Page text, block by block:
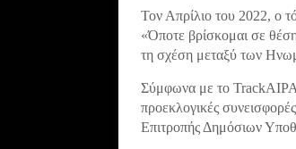
Τον Απρίλιο του 2022, ο
«Όποτε βρίσκομαι σε
τη σχέση μεταξύ των
Σύμφωνα με το
προεκλογικές
Επιτροπής Δημόσιων